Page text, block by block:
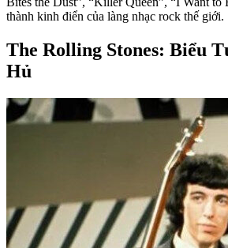
thành kinh điển của làng nhạc rock thế giới.
The Rolling Stones: Biểu
Hủ